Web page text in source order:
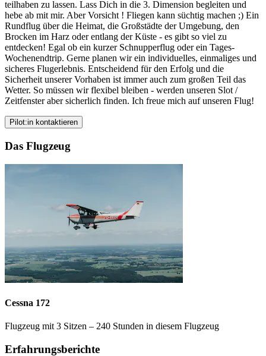
teilhaben zu lassen. Lass Dich in die 3. Dimension begleiten und
hebe ab mit mir. Aber Vorsicht ! Fliegen kann süchtig machen ;) Ein
Rundflug über die Heimat, die Großstädte der Umgebung, den
Brocken im Harz oder entlang der Küste - es gibt so viel zu
entdecken! Egal ob ein kurzer Schnupperflug oder ein Tages-
Wochenendtrip. Gerne planen wir ein individuelles, einmaliges und
sicheres Flugerlebnis. Entscheidend für den Erfolg und die
Sicherheit unserer Vorhaben ist immer auch zum großen Teil das
Wetter. So müssen wir flexibel bleiben - werden unseren Slot /
Zeitfenster aber sicherlich finden. Ich freue mich auf unseren Flug!
Pilot:in kontaktieren
Das Flugzeug
Cessna 172
Flugzeug mit 3 Sitzen – 240 Stunden in diesem Flugzeug
Erfahrungsberichte